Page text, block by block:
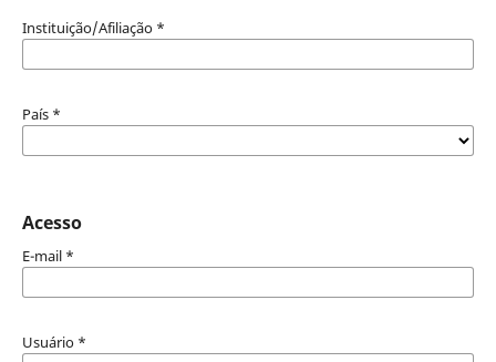
Instituição/Afiliação *
País *
Acesso
E-mail *
Usuário *